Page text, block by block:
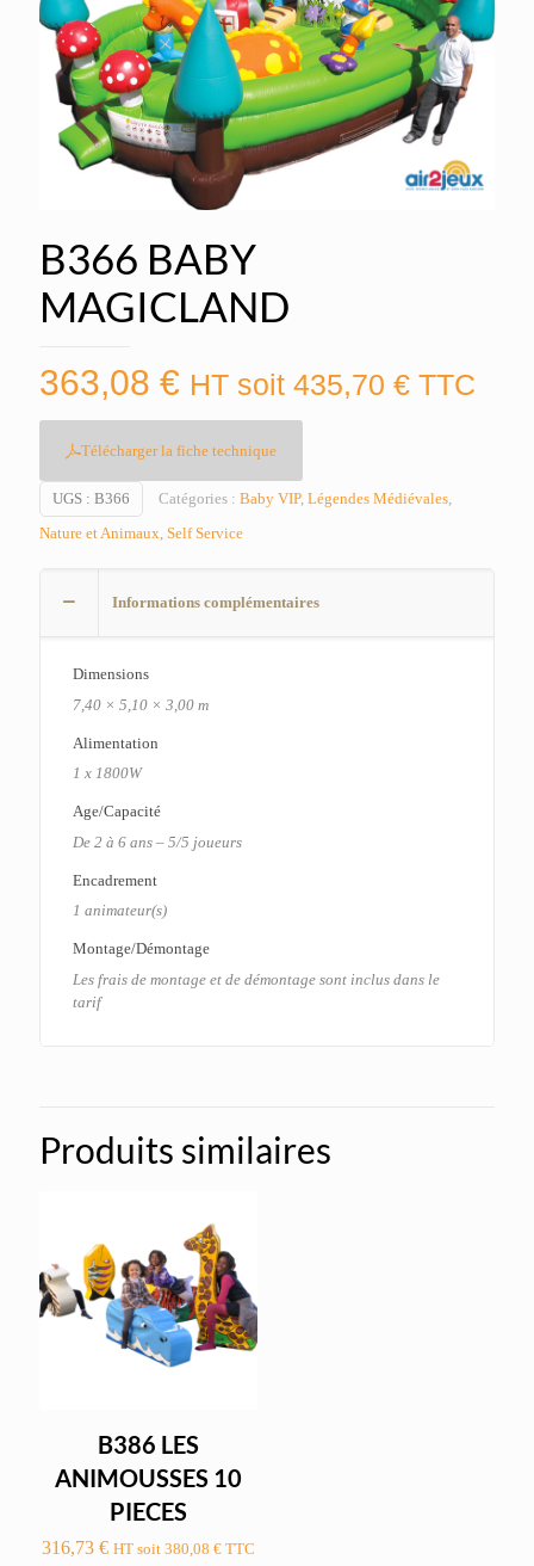
B366 BABY
MAGICLAND
363,08 € HT soit 435,70 € TTC
Télécharger la fiche technique
UGS : B366 Catégories : Baby VIP, Légendes Médiévales
Nature et Animaux Self Service
Informations complémentaires
Dimensions
7,40 × 5,10 × 3,00 m
Alimentation
1 x 1800W
Age/Capacité
De 2 à 6 ans – 5/5 joueurs
Encadrement
1 animateur(s)
Montage/Démontage
Les frais de montage et de démontage sont inclus dans le
tarif
Produits similaires
B386 LES
ANIMOUSSES 10
PIECES
316,73€ HT soit380,08€ TTC